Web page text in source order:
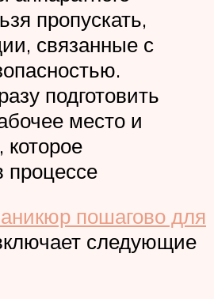
пропускать,
связанные с
подготовить
место и
которое
процессе
пошагово для
следующие